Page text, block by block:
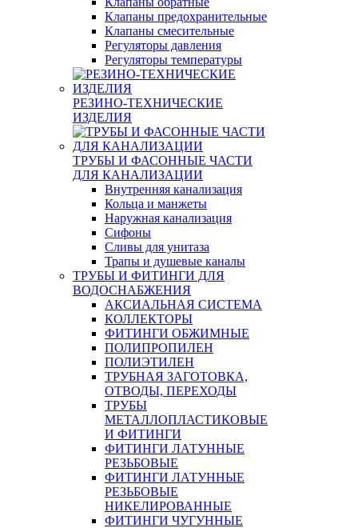
Клапаны предохранительные
Клапаны смесительные
Регуляторы давления
Регуляторы температуры
РЕЗИНО-ТЕХНИЧЕСКИЕ
ИЗДЕЛИЯ
ТРУБЫ И ФАСОННЫЕ ЧАСТИ
ДЛЯ КАНАЛИЗАЦИИ
Внутренняя канализация
Кольца и манжеты
Наружная канализация
Сифоны
Сливы для унитаза
Трапы и душевые каналы
ТРУБЫ И ФИТИНГИ ДЛЯ
ВОДОСНАБЖЕНИЯ
АКСИАЛЬНАЯ СИСТЕМА
КОЛЛЕКТОРЫ
ФИТИНГИ ОБЖИМНЫЕ
ПОЛИПРОПИЛЕН
ПОЛИЭТИЛЕН
ТРУБНАЯ ЗАГОТОВКА,
ОТВОДЫ, ПЕРЕХОДЫ
ТРУБЫ
МЕТАЛЛОПЛАСТИКОВЫЕ
И ФИТИНГИ
ФИТИНГИ ЛАТУННЫЕ
РЕЗЬБОВЫЕ
ФИТИНГИ ЛАТУННЫЕ
РЕЗЬБОВЫЕ
НИКЕЛИРОВАННЫЕ
ФИТИНГИ ЧУГУННЫЕ